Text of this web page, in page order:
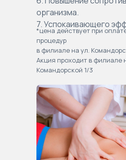
организма.
7. Успокаивающего
*цена действует при
процедур
в филиале на ул.
Акция проходит в филиале
Командорской 1/3